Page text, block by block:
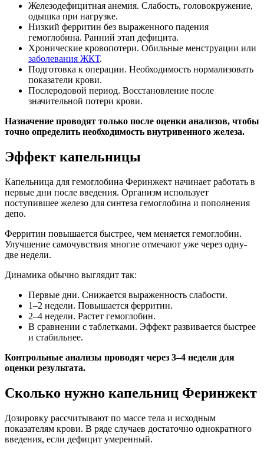
Железодефицитная анемия. Слабость, головокружение,
одышка при нагрузке.
Низкий ферритин без выраженного падения
гемоглобина. Ранний этап дефицита.
Хронические кровопотери. Обильные менструации или
заболевания ЖКТ.
Подготовка к операции. Необходимость нормализовать
показатели крови.
Послеродовой период. Восстановление после
значительной потери крови.
Назначение проводят только после оценки анализов, чтобы
точно определить необходимость внутривенного железа.
Эффект капельницы
Капельница для гемоглобина Феринжект начинает работать в
первые дни после введения. Организм использует
поступившее железо для синтеза гемоглобина и пополнения
депо.
Ферритин повышается быстрее, чем меняется гемоглобин.
Улучшение самочувствия многие отмечают уже через одну-
две недели.
Динамика обычно выглядит так:
Первые дни. Снижается выраженность слабости.
1–2 недели. Повышается ферритин.
2–4 недели. Растет гемоглобин.
В сравнении с таблетками. Эффект развивается быстрее
и стабильнее.
Контрольные анализы проводят через 3–4 недели для
оценки результата.
Сколько нужно капельниц Феринжект
Дозировку рассчитывают по массе тела и исходным
показателям крови. В ряде случаев достаточно однократного
введения, если дефицит умеренный.